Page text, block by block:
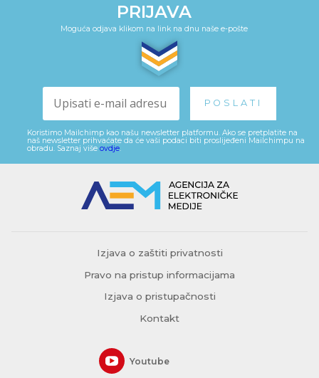
PRIJAVA
Moguća odjava klikom na link na dnu naše e-pošte
Koristimo Mailchimp kao našu newsletter platformu. Ako se pretplatite na
naš newsletter prihvaćate da će vaši podaci biti proslijeđeni Mailchimpu na
obradu. Saznaj više ovdje.
Izjava o zaštiti privatnosti
Pravo na pristup informacijama
Izjava o pristupačnosti
Kontakt
Youtube